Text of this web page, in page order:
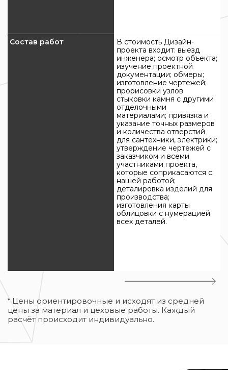
Состав работ
В стоимость Дизайн-
проекта входит: выезд
инженера; осмотр объекта;
изучение проектной
документации; обмеры;
изготовление чертежей;
прорисовки узлов
стыковки камня с другими
отделочными
материалами; привязка и
указание точных размеров
и количества отверстий
для сантехники, электрики;
утверждение чертежей с
заказчиком и всеми
участниками проекта,
которые соприкасаются с
нашей работой;
деталировка изделий для
производства;
изготовления карты
облицовки с нумерацией
всех деталей.
*Цены ориентировочные и исходят из средней
цены за материал и цеховые работы. Каждый
расчёт происходит индивидуально.